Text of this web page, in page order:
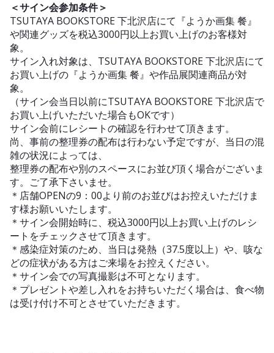
＜サイン会参加条件＞
TSUTAYA BOOKSTORE 下北沢店にて『ようか画集 餐』
や関連グッズを税込3000円以上お買い上げのお客様対
象。
サイン入れ対象は、TSUTAYA BOOKSTORE 下北沢店にて
お買い上げの『ようか画集 餐』や作品展関連商品が対
象。
（サイン会当日以前にTSUTAYA BOOKSTORE 下北沢店で
お買い上げいただいた場合もOKです）
サイン会前にレシートの確認を行わせて頂きます。
尚、事前の整理券の配布は行わない予定ですが、当日の混
雑の状況によっては、
整理券の配布や別のスペースにお並び頂く場合がございま
す。ご了承下さいませ。
＊店舗OPENの9：00より前のお並びはお控えいただけま
す様お願いいたします。
＊サイン会開始時に、税込3000円以上お買い上げのレシ
ートをチェックさせて頂きます。
＊感染症対策のため、当日は発熱（37.5度以上）や、咳な
どの症状がある方はご来場をお控えください。
＊サイン会での写真撮影は不可となります。
＊プレゼントや差し入れをお持ちいただく場合は、食べ物
は受け付け不可とさせていただきます。